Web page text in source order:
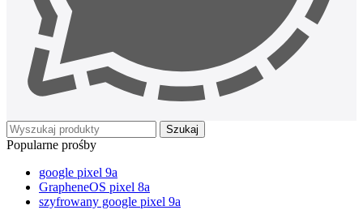
Szukaj
Popularne prośby
google pixel 9a
GrapheneOS pixel 8a
szyfrowany google pixel 9a